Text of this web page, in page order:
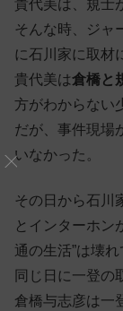
貴代美は、規士
そんな時、ジャ
に石川家に取材
貴代美は倉橋と
方がわからない
だが、事件現場
いなかった。
その日から石川
とインターホン
通の生活”は壊れ
同じ日に一登の
倉橋与志彦は一